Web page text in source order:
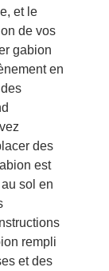
et le
de vos
gabion
en
des
est
sol en
rempli
et des